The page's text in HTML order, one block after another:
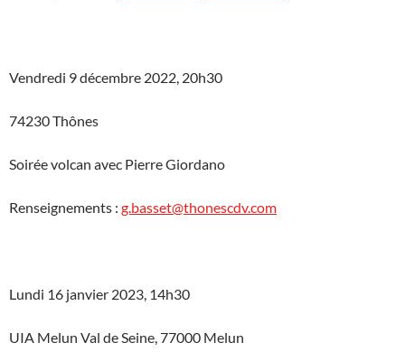
Vendredi 9 décembre 2022, 20h30
74230 Thônes
Soirée volcan avec Pierre Giordano
Renseignements : g.basset@thonescdv.com
Lundi 16 janvier 2023, 14h30
UIA Melun Val de Seine, 77000 Melun